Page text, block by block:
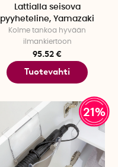
Lattialla seisova
pyyheteline, Yamazaki
Kolme tankoa hyvään
ilmankiertoon
95.52 €
Tuotevahti
21%